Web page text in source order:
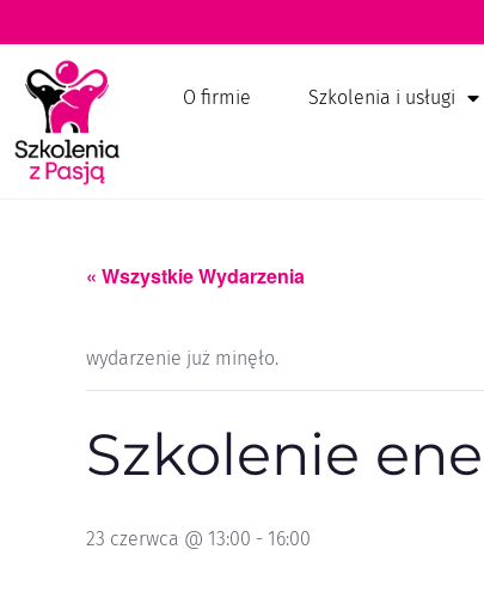
O firmie Szkolenia i usługi
« Wszystkie Wydarzenia
wydarzenie już minęło.
Szkolenie
23 czerwca @ 13:00 - 16:00